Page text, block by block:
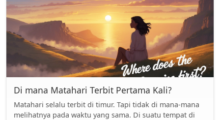
Di mana Matahari Terbit Pertama Kali?
Matahari selalu terbit di timur. Tapi tidak di mana-mana
melihatnya pada waktu yang sama. Di suatu tempat di